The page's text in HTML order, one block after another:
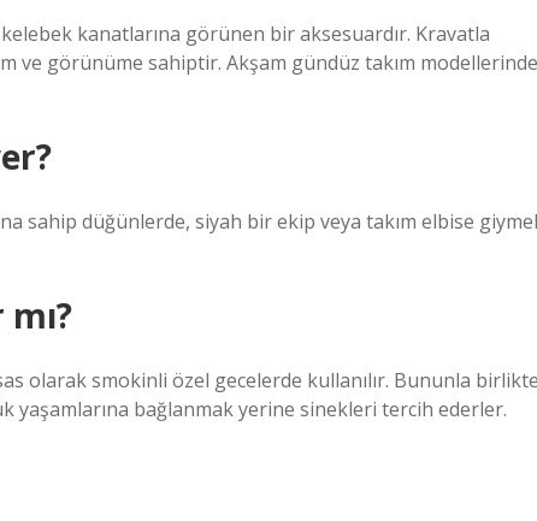
kanatlarına görünen bir aksesuardır. Kravatla
ve görünüme sahiptir. Akşam gündüz takım modellerinde
sahip düğünlerde, siyah bir ekip veya takım elbise
olarak smokinli özel gecelerde kullanılır. Bununla
yaşamlarına bağlanmak yerine sinekleri tercih ederler.